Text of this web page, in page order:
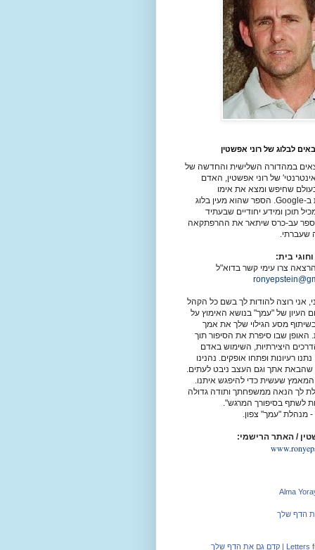
לבלוג של רוני אפשטין
במהדורה השלישית והחדשה של
של רוני אפשטין, האדם
שחיפש ומצא את אימו
הביולוגית ב-Google. הספר שהוא מעין בלוג
תוכן ומידע יחודיים שבעתיד
עב-כרס שיתאר את ההרפתקאה
שעברתי.
בית:
צרו עימי קשר בדוא"ל
אני רוצה להודות לך בשם כל הקהל
העיון של "עמך" בנושא האימוץ על
מסע הגילוי שלך את אמך
האופן שבו סיפרת את הסיפור תוך
היצירתיות, השימוש באדם
רעיונות ופתחו אופקים. נהנינו
שהבאת אתך וגם העצב ניבט לעתים.
שעשית כדי להיפגש איתנו.
לך הנאה ממשפחתך ותודה גדולה
לשתף בסיפורך המרגש".
- מנהלת "עמך" צפון.
/ האתר הרישמי:
Alma
הדף שלך
Letters קדם גם את הדף שלך